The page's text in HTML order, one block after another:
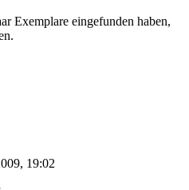
Exemplare eingefunden haben,
19:02